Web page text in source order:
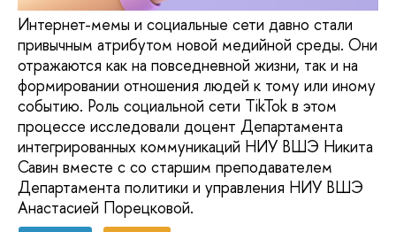
Интернет-мемы и социальные сети давно стали
привычным атрибутом новой медийной среды. Они
отражаются как на повседневной жизни, так и на
формировании отношения людей к тому или иному
событию. Роль социальной сети TikTok в этом
процессе исследовали доцент Департамента
интегрированных коммуникаций НИУ ВШЭ Никита
Савин вместе с со старшим преподавателем
Департамента политики и управления НИУ ВШЭ
Анастасией Порецковой.